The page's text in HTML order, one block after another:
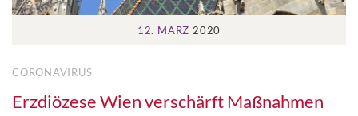
12. MÄRZ 2020
CORONAVIRUS
Erzdiözese Wien verschärft Maßnahmen